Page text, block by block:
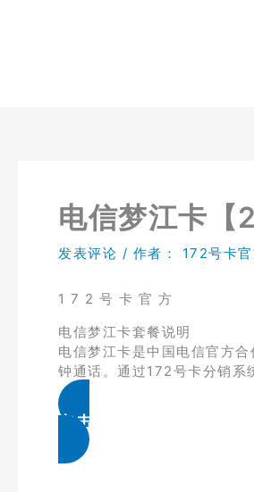
电信梦江卡【
发表评论 / 作者： 172号卡
1 7 2 号 卡 官 方
电信梦江卡套餐说明
电信梦江卡是中国电信官方
钟通话。通过172号卡分销系
点击免费领取